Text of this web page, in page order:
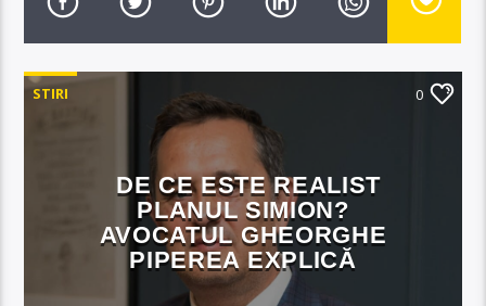
STIRI 0
DE CE ESTE REALIST
PLANUL SIMION?
AVOCATUL GHEORGHE
PIPEREA EXPLICĂ